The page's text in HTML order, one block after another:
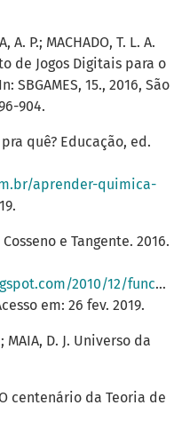
A. P.; MACHADO, T. L. A.
de Jogos Digitais para o
SBGAMES, 15., 2016, São
904.
quê? Educação, ed.
aprender-quimica-
Cosseno e Tangente. 2016.
2010/12/funcoes-
em: 26 fev. 2019.
MAIA, D. J. Universo da
O centenário da Teoria de